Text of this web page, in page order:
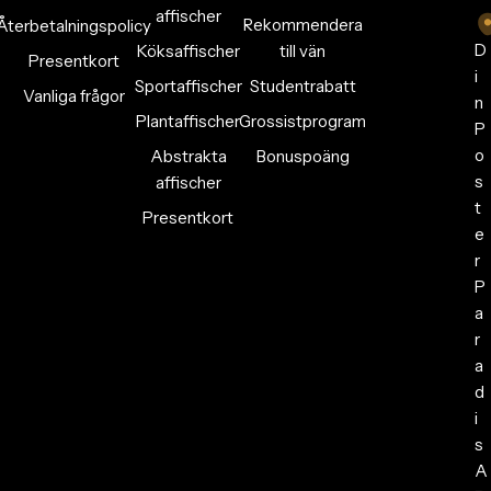
Presentkort
Vanliga frågor
affischer
Köksaffischer
Sportaffischer
Plantaffischer
Abstrakta
affischer
Presentkort
Rekommendera
till vän
Studentrabatt
Grossistprogram
Bonuspoäng
D
i
n
P
o
s
t
e
r
P
a
r
a
d
i
s
A